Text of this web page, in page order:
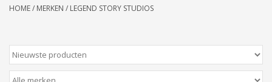
Wenskaarten
HOME/ MERKEN / LEGEND STORY STUDIOS